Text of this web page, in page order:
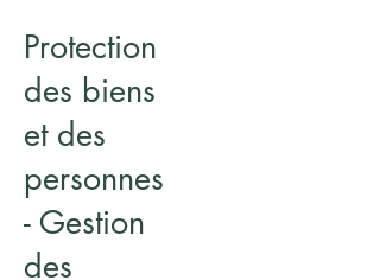
Protection
des biens
et des
personnes
- Gestion
des